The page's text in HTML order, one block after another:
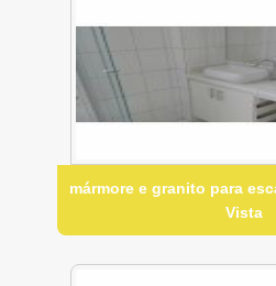
mármore e granito para
Vista